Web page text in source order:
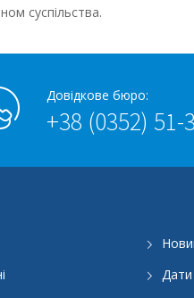
суспільства.
Довідкове бюро:
+38 (0352) 51-
Дати